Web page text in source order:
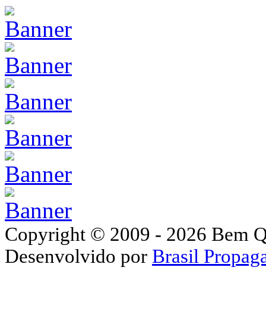
Copyright © 2009 - 2026 Bem
Desenvolvido por Brasil